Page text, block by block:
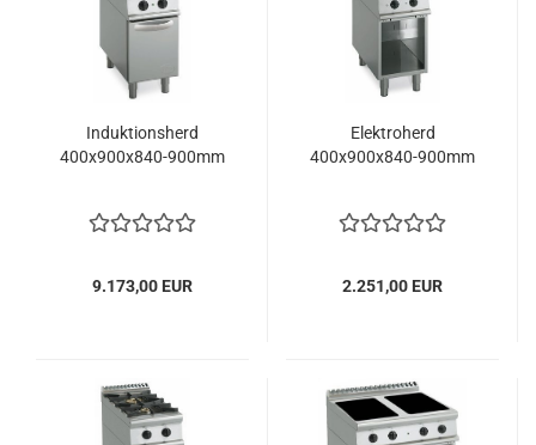
Induktionsherd
400x900x840-900mm
9.173,00 EUR
Elektroherd
400x900x840-900mm
2.251,00 EUR